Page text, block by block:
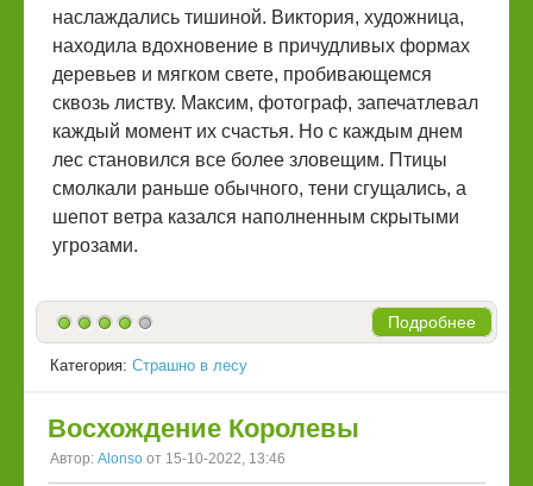
наслаждались тишиной. Виктория, художница,
находила вдохновение в причудливых формах
деревьев и мягком свете, пробивающемся
сквозь листву. Максим, фотограф, запечатлевал
каждый момент их счастья. Но с каждым днем
лес становился все более зловещим. Птицы
смолкали раньше обычного, тени сгущались, а
шепот ветра казался наполненным скрытыми
угрозами.
Подробнее
Категория: Страшно в лесу
Восхождение Королевы
Автор: Alonso от 15-10-2022, 13:46